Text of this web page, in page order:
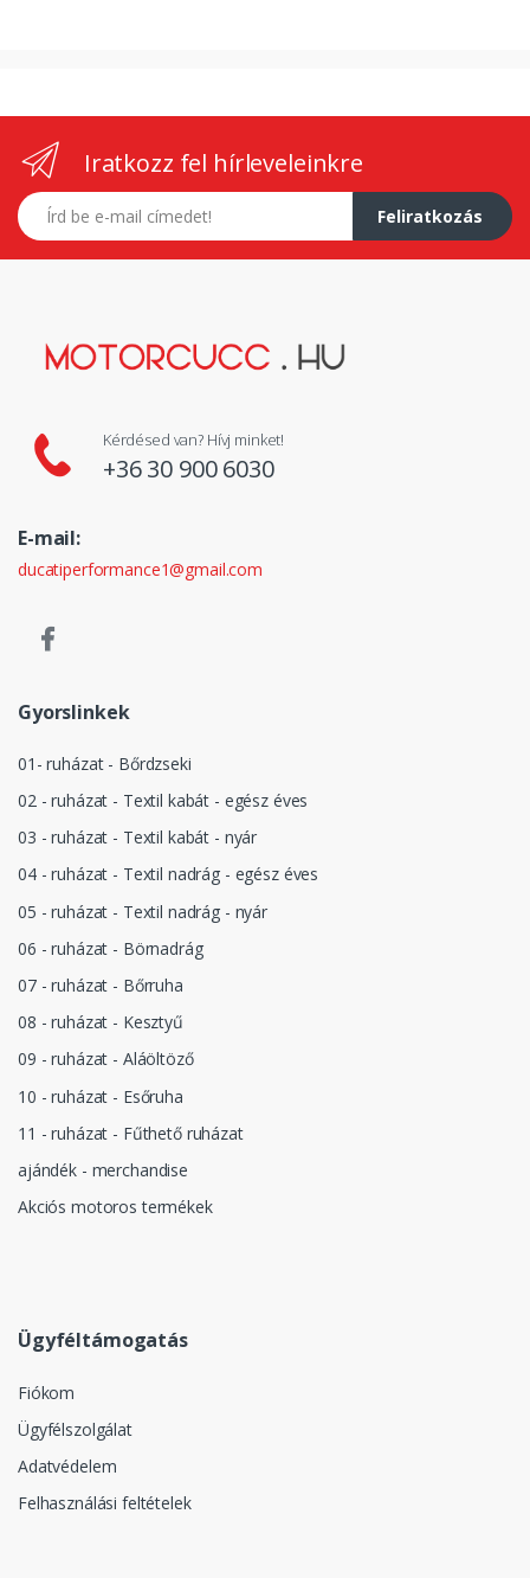
Iratkozz fel hírleveleinkre
E-mail címed
Feliratkozás
Kérdésed van? Hívj minket!
+36 30 900 6030
E-mail:
ducatiperformance1@gmail.com
Gyorslinkek
01- ruházat - Bőrdzseki
02 - ruházat - Textil kabát - egész éves
03 - ruházat - Textil kabát - nyár
04 - ruházat - Textil nadrág - egész éves
05 - ruházat - Textil nadrág - nyár
06 - ruházat - Börnadrág
07 - ruházat - Bőrruha
08 - ruházat - Kesztyű
09 - ruházat - Aláöltöző
10 - ruházat - Esőruha
11 - ruházat - Fűthető ruházat
ajándék - merchandise
Akciós motoros termékek
Ügyféltámogatás
Fiókom
Ügyfélszolgálat
Adatvédelem
Felhasználási feltételek